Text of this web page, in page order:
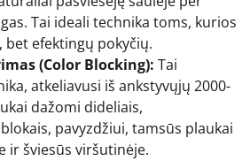
Tai ideali technika toms, kurios
efektingų pokyčių.
(Color Blocking): Tai
atkeliavusi iš ankstyvųjų 2000-
dažomi dideliais,
pavyzdžiui, tamsūs plaukai
ir šviesūs viršutinėje.